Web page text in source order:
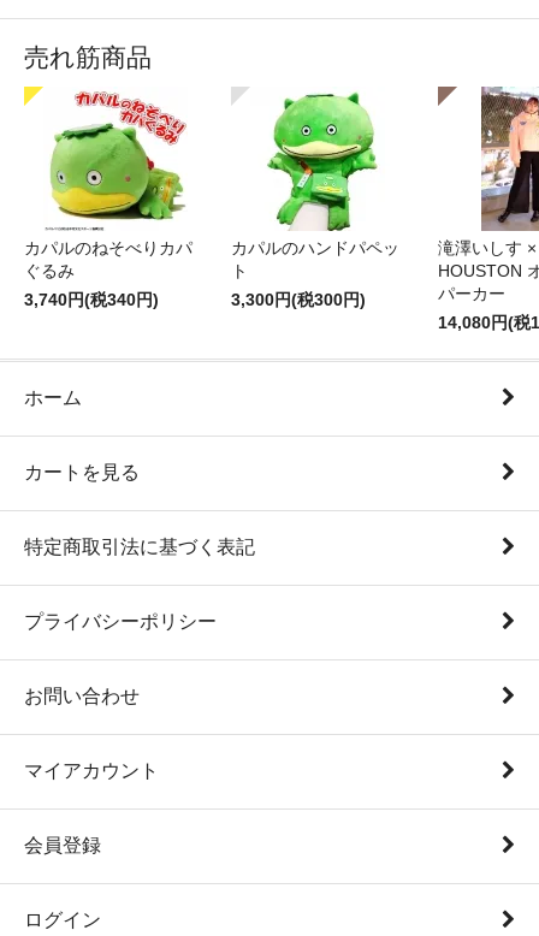
売れ筋商品
カパルのねそべりカパ
ぐるみ
3,740円(税340円)
カパルのハンドパペッ
ト
3,300円(税300円)
滝澤いしす ×
HOUSTON
パーカー
14,080円(税
ホーム
カートを見る
特定商取引法に基づく表記
プライバシーポリシー
お問い合わせ
マイアカウント
会員登録
ログイン